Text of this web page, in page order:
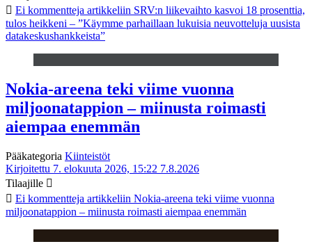
Ei kommentteja artikkeliin SRV:n liikevaihto kasvoi 18 prosenttia,
tulos heikkeni – ”Käymme parhaillaan lukuisia neuvotteluja uusista
datakeskushankkeista”
Nokia-areena teki viime vuonna
miljoonatappion – miinusta roimasti
aiempaa enemmän
Pääkategoria Kiinteistöt
Kirjoitettu 7. elokuuta 2026, 15:22 7.8.2026
Tilaajille
Ei kommentteja artikkeliin Nokia-areena teki viime vuonna
miljoonatappion – miinusta roimasti aiempaa enemmän